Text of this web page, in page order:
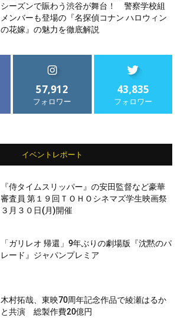
シーズンで賑わう渋谷が舞台！ 警察学校組
メンバーも登場の『名探偵コナン ハロウィン
の花嫁』の魅力を徹底解説
57,912
フォロワー
43,835
フォロワー
イベントレポート
『侍タイムスリッパー』の安田監督など豪華
審査員 第１９回ＴＯＨＯシネマズ学生映画祭
３月３０日(月)開催
「ガリレオ 帰還」9年ぶりの劇場版『沈黙のパ
レード』ジャパンプレミア
木村拓哉、東映70周年記念作品で綾瀬はるか
と共演 総製作費20億円